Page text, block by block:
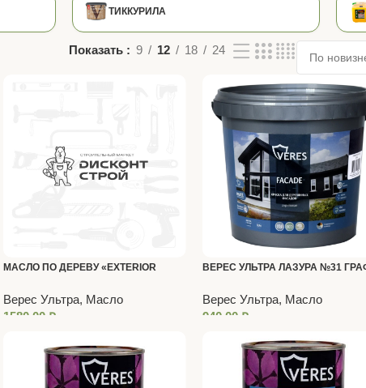
ТИККУРИЛА
Показать 9 12 18 24
МАСЛО ПО ДЕРЕВУ «EXTERIOR
Верес Ультра, Масло
1580,00 ₽
ВЕРЕС УЛЬТРА ЛАЗУРА №31
Верес Ультра, Масло
940,00 ₽